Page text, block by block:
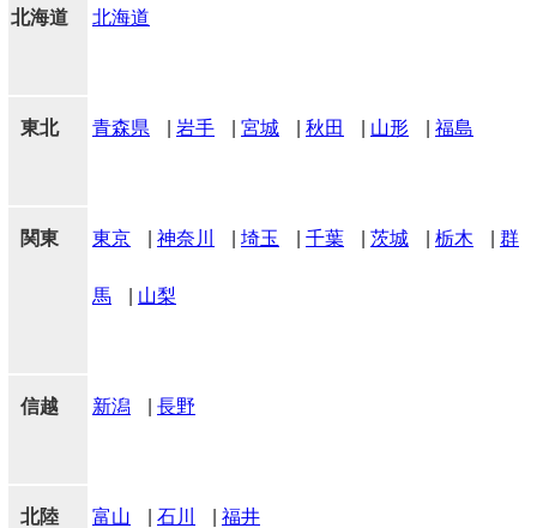
北海道 北海道
東北 青森県 岩手 宮城 秋田 山形 福島
関東 東京 神奈川 埼玉 千葉 茨城 栃木 群
馬 山梨
信越 新潟 長野
北陸 富山 石川 福井